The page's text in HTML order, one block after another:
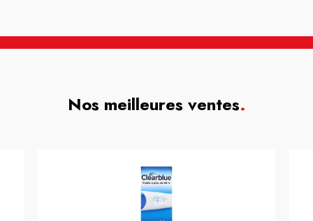
Nos meilleures ventes.